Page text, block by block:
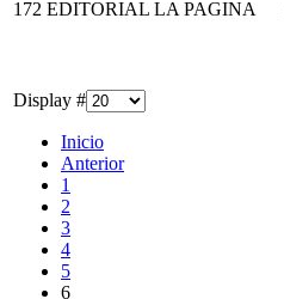
Display #
Inicio
Anterior
1
2
3
4
5
6
172 EDITORIAL LA PAGINA